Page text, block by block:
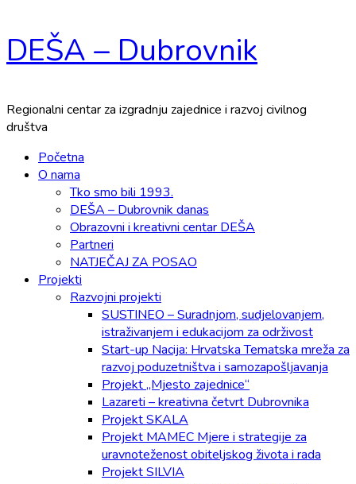
Skip
to
DEŠA – Dubrovnik
Regionalni centar za izgradnju zajednice i razvoj civilnog
društva
Primary
Menu
Početna
O nama
Tko smo bili 1993.
DEŠA – Dubrovnik danas
Obrazovni i kreativni centar DEŠA
Partneri
NATJEČAJ ZA POSAO
Projekti
Razvojni projekti
SUSTINEO – Suradnjom, sudjelovanjem,
istraživanjem i edukacijom za održivost
Start-up Nacija: Hrvatska Tematska mreža za
razvoj poduzetništva i samozapošljavanja
Projekt „Mjesto zajednice“
Lazareti – kreativna četvrt Dubrovnika
Projekt SKALA
Projekt MAMEC Mjere i strategije za
uravnoteženost obiteljskog života i rada
Projekt SILVIA